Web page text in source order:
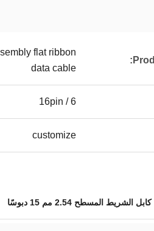
flat ribbon
data cable
16pin / 6
customize
كابل الشريط المسطح 2.54 مم 15 دبوسًا